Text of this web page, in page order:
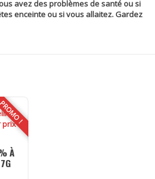
avez des problèmes de santé ou si
enceinte ou si vous allaitez. Gardez
!
À